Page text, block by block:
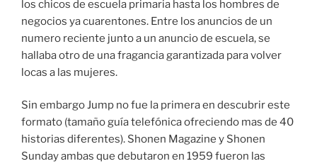
los chicos de escuela primaria hasta los hombres de
negocios ya cuarentones. Entre los anuncios de un
numero reciente junto a un anuncio de escuela, se
hallaba otro de una fragancia garantizada para volver
locas a las mujeres.
Sin embargo Jump no fue la primera en descubrir este
formato (tamaño guía telefónica ofreciendo mas de 40
historias diferentes). Shonen Magazine y Shonen
Sunday ambas que debutaron en 1959 fueron las